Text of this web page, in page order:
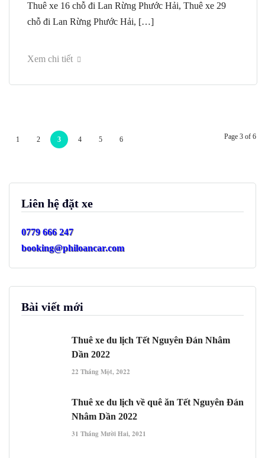
Thuê xe 16 chỗ đi Lan Rừng Phước Hải, Thuê xe 29
chỗ đi Lan Rừng Phước Hải, […]
Xem chi tiết
1 2 3 4 5 6 Page 3 of 6
Liên hệ đặt xe
0779 666 247
booking@philoancar.com
Bài viết mới
Thuê xe du lịch Tết Nguyên Đán Nhâm
Dần 2022
22 Tháng Một, 2022
Thuê xe du lịch về quê ăn Tết Nguyên Đán
Nhâm Dần 2022
31 Tháng Mười Hai, 2021